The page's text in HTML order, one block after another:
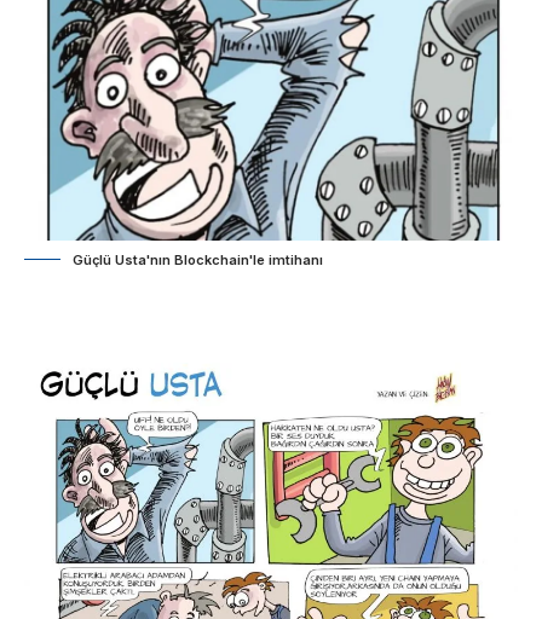
Güçlü Usta'nın Blockchain'le imtihanı